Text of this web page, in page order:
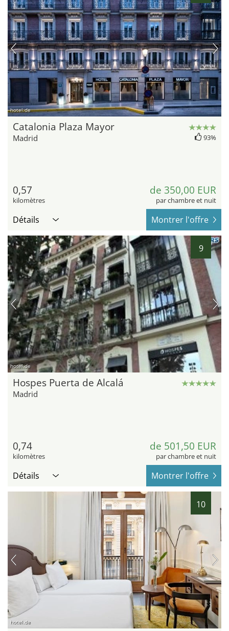
hotel.de
Catalonia Plaza Mayor
Madrid 93%
0,57
kilomètres
de 350,00 EUR
par chambre et nuit
Détails Montrer l'offre
9
hotel.de
Hospes Puerta de Alcalá
Madrid
0,74
kilomètres
de 501,50 EUR
par chambre et nuit
Détails Montrer l'offre
10
hotel.de